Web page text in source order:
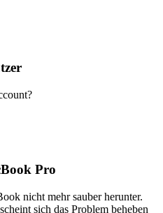
Pro
nicht mehr sauber herunter.
sich das Problem beheben